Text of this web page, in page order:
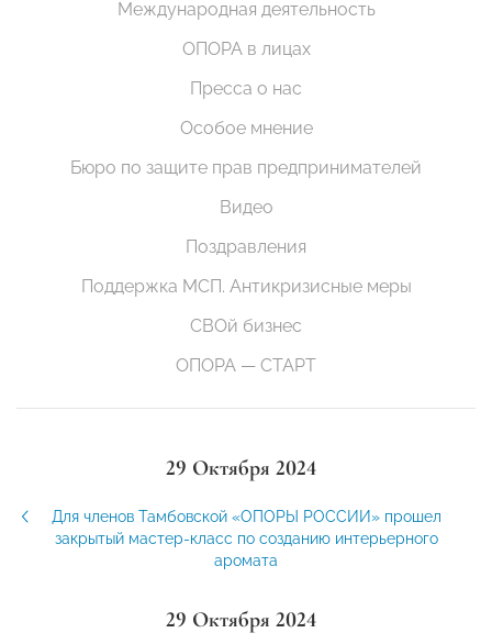
Международная деятельность
ОПОРА в лицах
Пресса о нас
Особое мнение
Бюро по защите прав предпринимателей
Видео
Поздравления
Поддержка МСП. Антикризисные меры
СВОй бизнес
ОПОРА — СТАРТ
29 Октября 2024
Для членов Тамбовской «ОПОРЫ РОССИИ» прошел
закрытый мастер-класс по созданию интерьерного
аромата
29 Октября 2024